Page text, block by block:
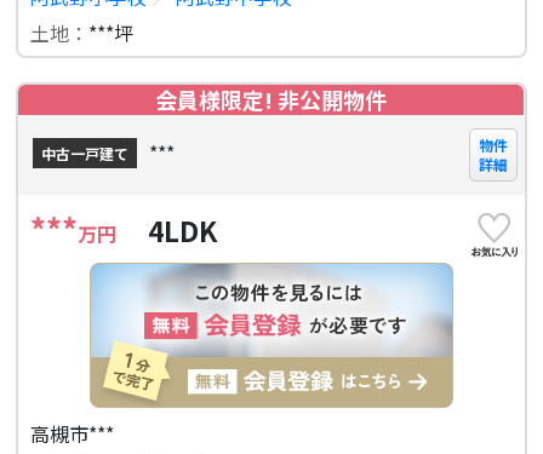
土地： ***坪
会員様限定! 非公開物件
中古一戸建て ***
物件
詳細
***万円 4LDK
高槻市***